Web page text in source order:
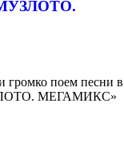
громко поем песни в
МЕГАМИКС»